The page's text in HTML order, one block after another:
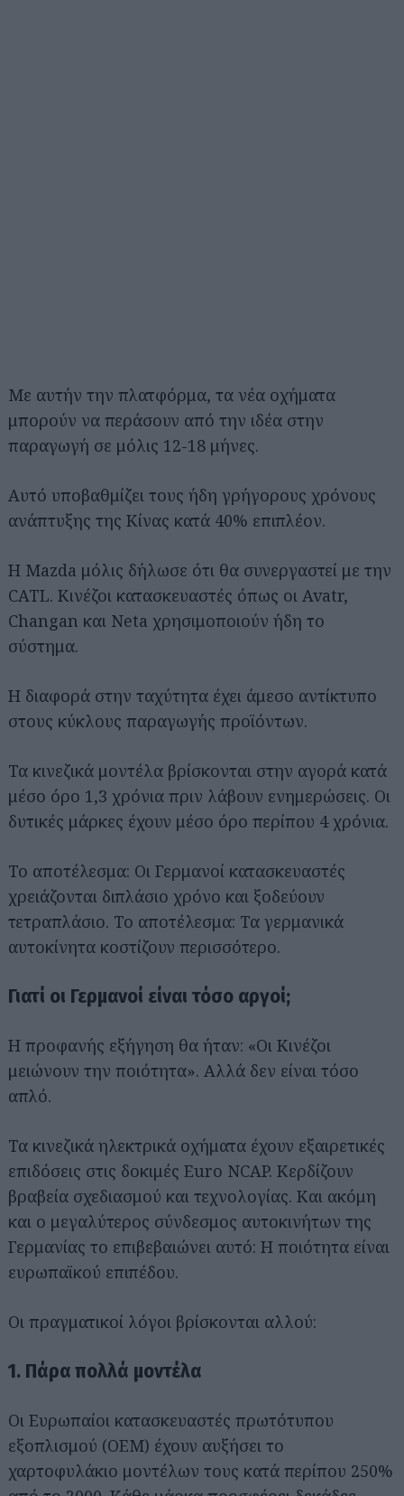
Με αυτήν την πλατφόρμα, τα νέα οχήματα
μπορούν να περάσουν από την ιδέα στην
παραγωγή σε μόλις 12-18 μήνες.
Αυτό υποβαθμίζει τους ήδη γρήγορους χρόνους
ανάπτυξης της Κίνας κατά 40% επιπλέον.
Η Mazda μόλις δήλωσε ότι θα συνεργαστεί με την
CATL. Κινέζοι κατασκευαστές όπως οι Avatr,
Changan και Neta χρησιμοποιούν ήδη το
σύστημα.
Η διαφορά στην ταχύτητα έχει άμεσο αντίκτυπο
στους κύκλους παραγωγής προϊόντων.
Τα κινεζικά μοντέλα βρίσκονται στην αγορά κατά
μέσο όρο 1,3 χρόνια πριν λάβουν ενημερώσεις. Οι
δυτικές μάρκες έχουν μέσο όρο περίπου 4 χρόνια.
Το αποτέλεσμα: Οι Γερμανοί κατασκευαστές
χρειάζονται διπλάσιο χρόνο και ξοδεύουν
τετραπλάσιο. Το αποτέλεσμα: Τα γερμανικά
αυτοκίνητα κοστίζουν περισσότερο.
Γιατί οι Γερμανοί είναι τόσο αργοί;
Η προφανής εξήγηση θα ήταν: «Οι Κινέζοι
μειώνουν την ποιότητα». Αλλά δεν είναι τόσο
απλό.
Τα κινεζικά ηλεκτρικά οχήματα έχουν εξαιρετικές
επιδόσεις στις δοκιμές Euro NCAP. Κερδίζουν
βραβεία σχεδιασμού και τεχνολογίας. Και ακόμη
και ο μεγαλύτερος σύνδεσμος αυτοκινήτων της
Γερμανίας το επιβεβαιώνει αυτό: Η ποιότητα είναι
ευρωπαϊκού επιπέδου.
Οι πραγματικοί λόγοι βρίσκονται αλλού:
1. Πάρα πολλά μοντέλα
Οι Ευρωπαίοι κατασκευαστές πρωτότυπου
εξοπλισμού (OEM) έχουν αυξήσει το
χαρτοφυλάκιο μοντέλων τους κατά περίπου 250%